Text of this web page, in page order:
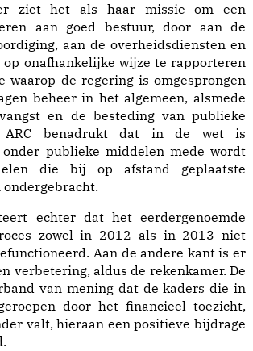
ziet het als haar missie om een
aan goed bestuur, door aan de
aan de overheidsdiensten en
onafhankelijke wijze te rapporteren
waarop de regering is omgesprongen
beheer in het algemeen, alsmede
en de besteding van publieke
ARC benadrukt dat in de wet is
onder publieke middelen mede wordt
die bij op afstand geplaatste
echter dat het eerdergenoemde
zowel in 2012 als in 2013 niet
Aan de andere kant is er
verbetering, aldus de rekenkamer. De
van mening dat de kaders die in
door het financieel toezicht,
valt, hieraan een positieve bijdrage